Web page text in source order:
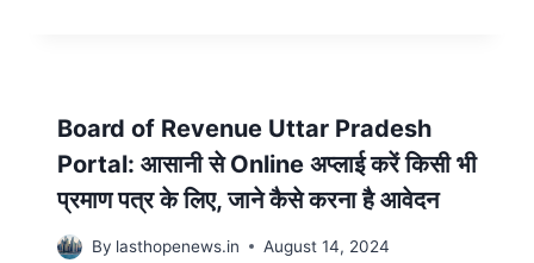
Board of Revenue Uttar Pradesh
Portal: आसानी से Online अप्लाई करें किसी भी
प्रमाण पत्र के लिए, जाने कैसे करना है आवेदन
By lasthopenews.in August 14, 2024